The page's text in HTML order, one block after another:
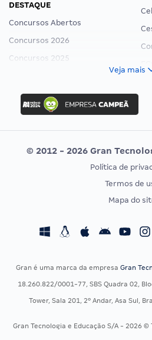
DESTAQUE
Concursos Abertos
Concursos 2026
Concursos 2025
Concurso Ibama
Concurso MPU
Editais publicados
CONCURSOS POR PROFISSÃO
Concursos Fiscais
Concursos Saúde
Residência Multiprofissional
Veja mais
© 2012 - 2026 Gran
Política de
Termos de
Mapa do
Gran é uma marca da empresa Gran
18.260.822/0001-77, SBS Quadra 02,
Tower, Sala 201, 2º Andar, Asa Sul,
Gran Tecnologia e Educação S/A - 2026